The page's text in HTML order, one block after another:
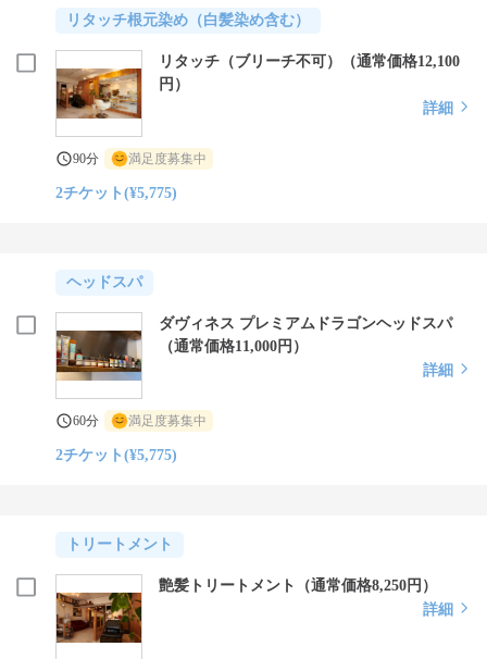
リタッチ根元染め（白髪染め含む）
リタッチ（ブリーチ不可）（通常価格12,100
円）
詳細
90分 満足度募集中
2チケット(¥5,775)
ヘッドスパ
ダヴィネス プレミアムドラゴンヘッドスパ
（通常価格11,000円）
詳細
60分 満足度募集中
2チケット(¥5,775)
トリートメント
艶髪トリートメント（通常価格8,250円）
詳細